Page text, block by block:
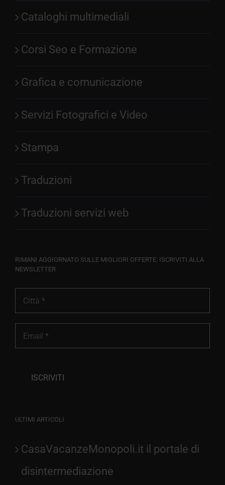
Cataloghi multimediali
Corsi Seo e Formazione
Grafica e comunicazione
Servizi Fotografici e Video
Stampa
Traduzioni
Traduzioni servizi web
RIMANI AGGIORNATO SULLE MIGLIORI OFFERTE: ISCRIVITI ALLA
NEWSLETTER
ULTIMI ARTICOLI
CasaVacanzeMonopoli.it il portale di
disintermediazione